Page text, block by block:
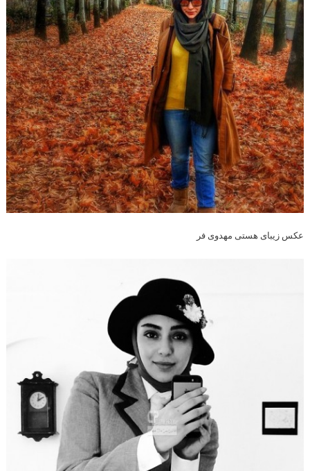
عکس زیبای هستی مهدوی فر